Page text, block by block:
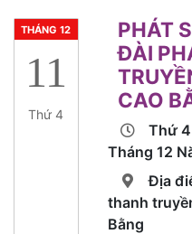
THÁNG 12
11
Thứ 4
PHÁT
ĐÀI
CAO
Thứ 4
Tháng 12
Địa
thanh
Bằng